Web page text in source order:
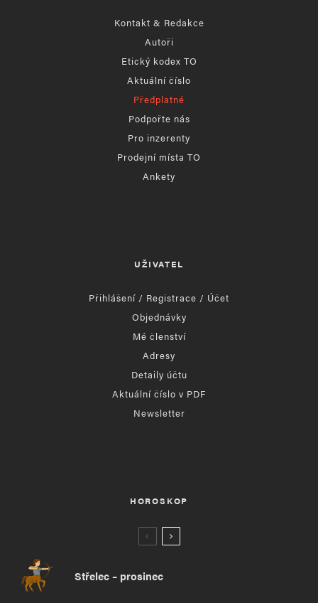
Kontakt & Redakce
Autoři
Etický kodex TO
Aktuální číslo
Předplatné
Podpořte nás
Pro inzerenty
Prodejní místa TO
Ankety
UŽIVATEL
Přihlášení / Registrace / Účet
Objednávky
Mé členství
Adresy
Detaily účtu
Aktuální číslo v PDF
Newsletter
HOROSKOP
Střelec – prosinec